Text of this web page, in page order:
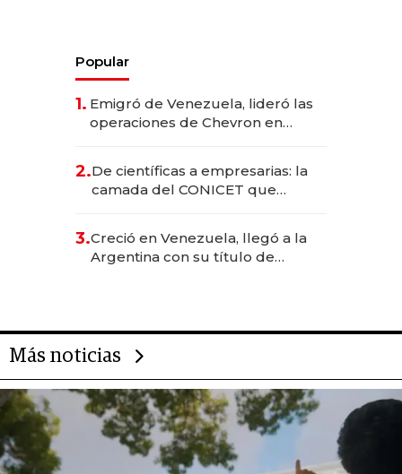
Popular
1. Emigró de Venezuela, lideró las
operaciones de Chevron en
2.De científicas a empresarias: la
camada del CONICET que
3.Creció en Venezuela, llegó a la
Argentina con su título de
Más noticias